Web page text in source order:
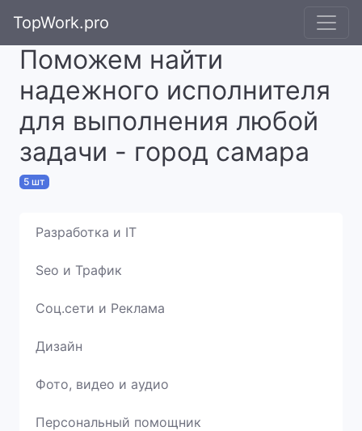
TopWork.pro
Поможем найти
надежного исполнителя
для выполнения любой
задачи - город самара
5 шт
Разработка и IT
Seo и Трафик
Соц.сети и Реклама
Дизайн
Фото, видео и аудио
Персональный помощник